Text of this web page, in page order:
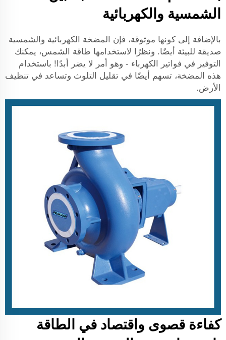
الشمسية والكهربائية
بالإضافة إلى كونها موثوقة، فإن المضخة الكهربائية والشمسية
صديقة للبيئة أيضًا. ونظرًا لاستخدامها طاقة الشمس، يمكنك
التوفير في فواتير الكهرباء - وهو أمر لا يضر أبدًا! باستخدام
هذه المضخة، تسهم أيضًا في تقليل التلوث وتساعد في تنظيف
الأرض.
كفاءة قصوى واقتصاد في الطاقة